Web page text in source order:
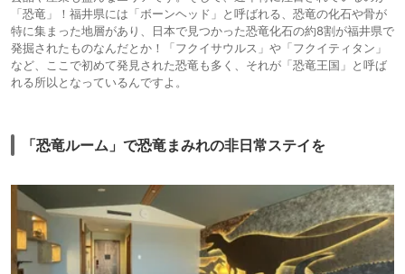
「恐竜」！福井県には「ボーンヘッド」と呼ばれる、恐竜の化石や骨が
特に集まった地層があり、日本で見つかった恐竜化石の約8割が福井県で
発掘されたものなんだとか！「フクイサウルス」や「フクイティタン」
など、ここで初めて発見された恐竜も多く、それが「恐竜王国」と呼ば
れる所以となっているんですよ。
「恐竜ルーム」で恐竜まみれの非日常ステイを